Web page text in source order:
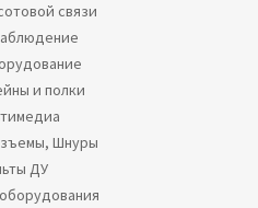
связи
и полки
Шнуры
ДУ